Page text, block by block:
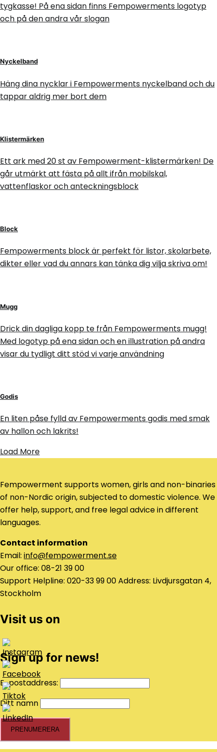
tygkasse! På ena sidan finns Fempowerments logotyp
och på den andra vår slogan
Nyckelband
Häng dina nycklar i Fempowerments nyckelband och du
tappar aldrig mer bort dem
Klistermärken
Ett ark med 20 st av Fempowerment-klistermärken! De
går utmärkt att fästa på allt ifrån mobilskal,
vattenflaskor och anteckningsblock
Block
Fempowerments block är perfekt för listor, skolarbete,
dikter eller vad du annars kan tänka dig vilja skriva om!
Mugg
Drick din dagliga kopp te från Fempowerments mugg!
Med logotyp på ena sidan och en illustration på andra
visar du tydligt ditt stöd vi varje användning
Godis
En liten påse fylld av Fempowerments godis med smak
av hallon och lakrits!
Load More
Fempowerment supports women, girls and non-binaries
of non-Nordic origin, subjected to domestic violence. We
offer help, support, and free legal advice in different
languages.
Contact information
Email: info@fempowerment.se
Our office: 08-21 39 00
Support Helpline: 020-33 99 00 Address: Livdjursgatan 4,
Stockholm
Visit us on
Sign up for news!
E-postaddress:
Ditt namn